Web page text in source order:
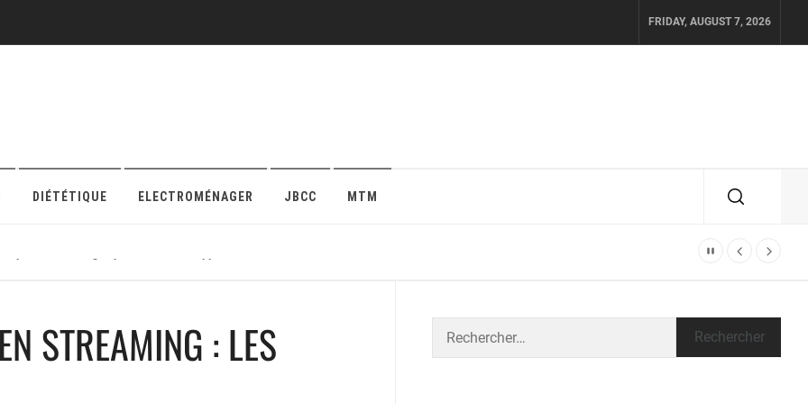
FRIDAY, AUGUST 7, 2026
DIÉTÉTIQUE ELECTROMÉNAGER JBCC MTM
protection en ligne pour maison ou appartement
STREAMING : LES